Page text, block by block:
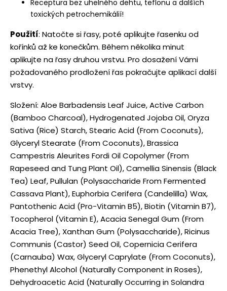
Receptura bez uhelného dehtu, teflonu a dalších
toxických petrochemikálií!
Použití: Natočte si řasy, poté aplikujte řasenku od
kořínků až ke konečkům. Během několika minut
aplikujte na řasy druhou vrstvu. Pro dosažení Vámi
požadovaného prodložení řas pokračujte aplikací další
vrstvy.
Složení: Aloe Barbadensis Leaf Juice, Active Carbon
(Bamboo Charcoal), Hydrogenated Jojoba Oil, Oryza
Sativa (Rice) Starch, Stearic Acid (From Coconuts),
Glyceryl Stearate (From Coconuts), Brassica
Campestris Aleurites Fordi Oil Copolymer (From
Rapeseed and Tung Plant Oil), Camellia Sinensis (Black
Tea) Leaf, Pullulan (Polysaccharide From Fermented
Cassava Plant), Euphorbia Cerifera (Candelilla) Wax,
Pantothenic Acid (Pro-Vitamin B5), Biotin (Vitamin B7),
Tocopherol (Vitamin E), Acacia Senegal Gum (From
Acacia Tree), Xanthan Gum (Polysaccharide), Ricinus
Communis (Castor) Seed Oil, Copernicia Cerifera
(Carnauba) Wax, Glyceryl Caprylate (From Coconuts),
Phenethyl Alcohol (Naturally Component in Roses),
Dehydroacetic Acid (Naturally Occurring in Solandra